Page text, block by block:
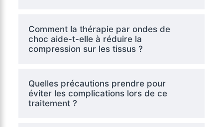
Comment la thérapie par ondes de
choc aide-t-elle à réduire la
compression sur les tissus ?
Quelles précautions prendre pour
éviter les complications lors de ce
traitement ?